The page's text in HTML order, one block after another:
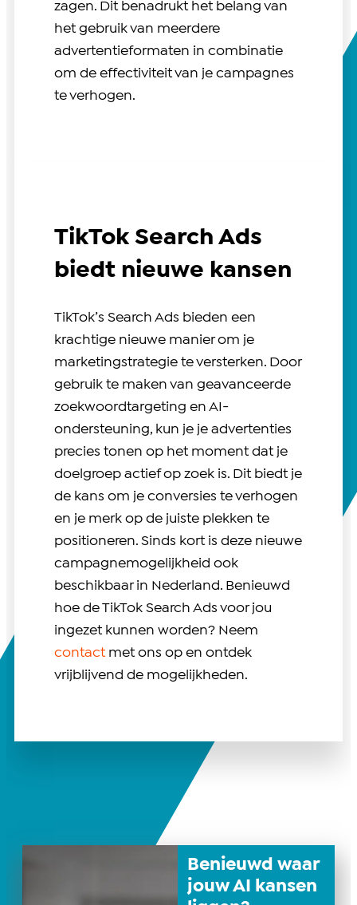
zagen. Dit benadrukt het belang van
het gebruik van meerdere
advertentieformaten in combinatie
om de effectiviteit van je campagnes
te verhogen.
TikTok Search Ads
biedt nieuwe kansen
TikTok’s Search Ads bieden een
krachtige nieuwe manier om je
marketingstrategie te versterken. Door
gebruik te maken van geavanceerde
zoekwoordtargeting en AI-
ondersteuning, kun je je advertenties
precies tonen op het moment dat je
doelgroep actief op zoek is. Dit biedt je
de kans om je conversies te verhogen
en je merk op de juiste plekken te
positioneren. Sinds kort is deze nieuwe
campagnemogelijkheid ook
beschikbaar in Nederland. Benieuwd
hoe de TikTok Search Ads voor jou
ingezet kunnen worden? Neem
contact met ons op en ontdek
vrijblijvend de mogelijkheden.
Benieuwd waar
jouw AI kansen